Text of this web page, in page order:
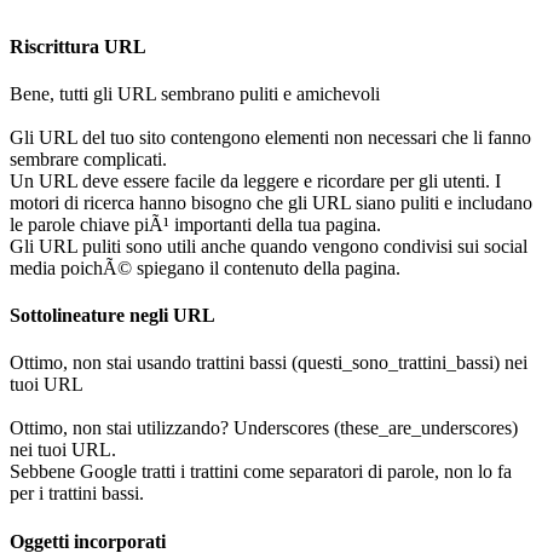
Riscrittura URL
Bene, tutti gli URL sembrano puliti e amichevoli
Gli URL del tuo sito contengono elementi non necessari che li fanno
sembrare complicati.
Un URL deve essere facile da leggere e ricordare per gli utenti. I
motori di ricerca hanno bisogno che gli URL siano puliti e includano
le parole chiave piÃ¹ importanti della tua pagina.
Gli URL puliti sono utili anche quando vengono condivisi sui social
media poichÃ© spiegano il contenuto della pagina.
Sottolineature negli URL
Ottimo, non stai usando trattini bassi (questi_sono_trattini_bassi) nei
tuoi URL
Ottimo, non stai utilizzando? Underscores (these_are_underscores)
nei tuoi URL.
Sebbene Google tratti i trattini come separatori di parole, non lo fa
per i trattini bassi.
Oggetti incorporati